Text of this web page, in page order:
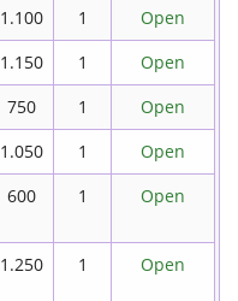
1.100 1
Open
1.150 1
Open
750 1
Open
1.050 1
Open
600 1 Open
1.250 1 Open